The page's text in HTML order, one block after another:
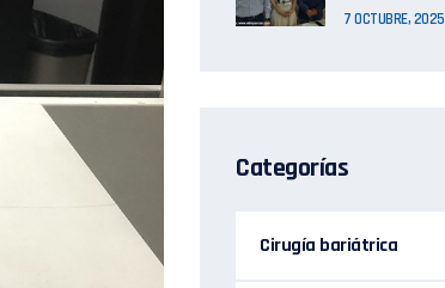
7 OCTUBRE, 2025
Categorías
Cirugía bariátrica